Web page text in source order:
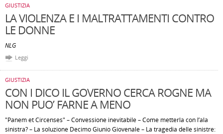
GIUSTIZIA
LA VIOLENZA E I MALTRATTAMENTI CONTRO
LE DONNE
NLG
Leggi
GIUSTIZIA
CON I DICO IL GOVERNO CERCA ROGNE MA
NON PUO’ FARNE A MENO
"Panem et Circenses" – Convessione inevitabile – Come metterla con l’ala
sinistra? – La soluzione Decimo Giunio Giovenale – La tragedia delle sinistre: